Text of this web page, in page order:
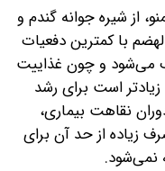
از شیره جوانه گندم و
با کمترین دفعیات
می‌شود و چون غذاییت
است برای رشد
نقاهت بیماری،
زیاده از حد آن برای
نمی‌شود.